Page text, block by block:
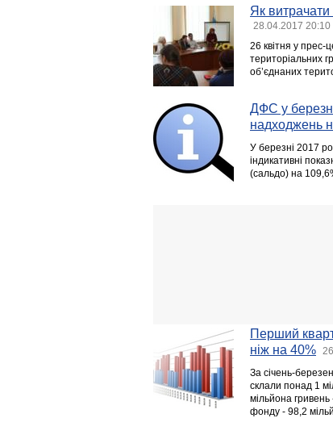
Як
28.04.2017 20:10
26 квітня у прес-
територіальних
об’єднаних
ДФС у
надходжень
У березні 2017
індикативні
(сальдо) на
Перший
ніж на 40%
За січень-
склали понад 1
мільйона
фонду - 98,2